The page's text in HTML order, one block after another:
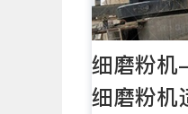
细磨粉机
细磨粉机